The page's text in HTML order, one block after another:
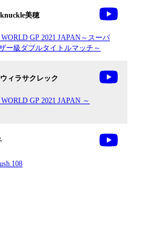
美穂
GP 2021 JAPAN～スーパ
ー級ダブルタイトルマッチ～
ィラサクレック
GP 2021 JAPAN ～